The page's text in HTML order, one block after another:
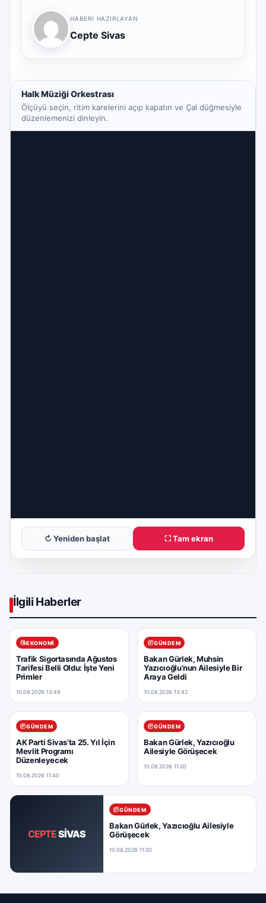
HABERI HAZIRLAYAN
Cepte Sivas
Halk Müziği Orkestrası
Ölçüyü seçin, ritim karelerini açıp kapatın ve Çal düğmesiyle
düzenlemenizi dinleyin.
↻ Yeniden başlat ⛶ Tam ekran
İlgili Haberler
EKONOMI
Trafik Sigortasında Ağustos
Tarifesi Belli Oldu: İşte Yeni
Primler
10.08.2026 13:49
GÜNDEM
Bakan Gürlek, Muhsin
Yazıcıoğlu’nun Ailesiyle Bir
Araya Geldi
10.08.2026 13:42
GÜNDEM
AK Parti Sivas’ta 25. Yıl İçin
Mevlit Programı
Düzenleyecek
10.08.2026 11:40
GÜNDEM
Bakan Gürlek, Yazıcıoğlu
Ailesiyle Görüşecek
10.08.2026 11:20
CEPTESİVAS
GÜNDEM
Bakan Gürlek, Yazıcıoğlu Ailesiyle
Görüşecek
10.08.2026 11:20